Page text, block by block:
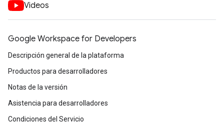
Videos
Google Workspace for Developers
Descripción general de la plataforma
Productos para desarrolladores
Notas de la versión
Asistencia para desarrolladores
Condiciones del Servicio